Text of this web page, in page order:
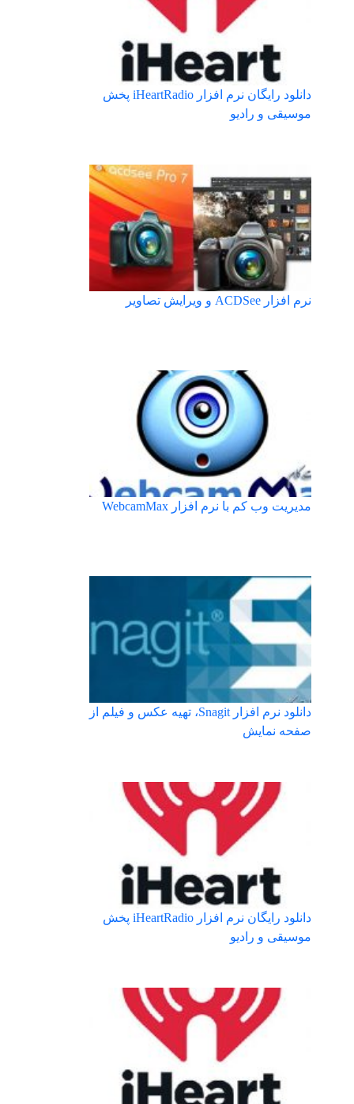
دانلود رایگان نرم افزار iHeartRadio پخش
موسیقی و رادیو
نرم افزار ACDSee و ویرایش تصاویر
مدیریت وب کم با نرم افزار WebcamMax
دانلود نرم افزار Snagit، تهیه عکس و فیلم از
صفحه نمایش
دانلود رایگان نرم افزار iHeartRadio پخش
موسیقی و رادیو